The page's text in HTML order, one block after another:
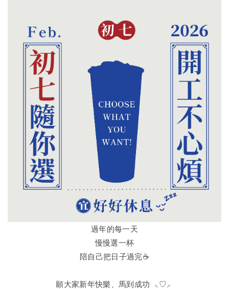
過年的每一天
慢慢選一杯
陪自己把日子過完☕️
願大家新年快樂、馬到成功 ⸜♡⸝